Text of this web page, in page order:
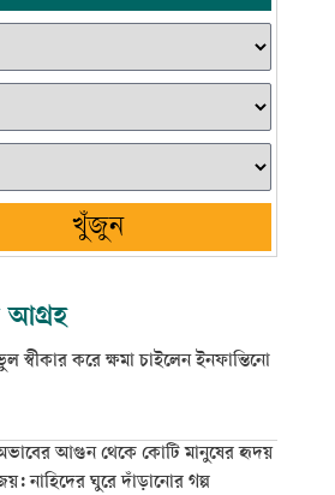
খুঁজুন
আগ্রহ
স্বীকার করে ক্ষমা চাইলেন ইনফান্তিনো
আগুন থেকে কোটি মানুষের হৃদয়
নাহিদের ঘুরে দাঁড়ানোর গল্প